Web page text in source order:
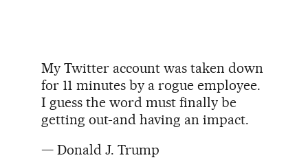
My Twitter account was taken down
for 11 minutes by a rogue employee.
I guess the word must finally be
getting out-and having an impact.
— Donald J. Trump